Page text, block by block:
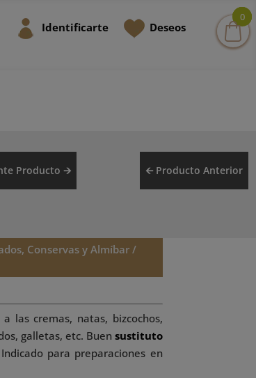
Identificarte Deseos
Producto 🡪 🡨 Producto Anterior
Conservas y Almíbar /
a las cremas, natas, bizcochos,
galletas, etc. Buen sustituto
para preparaciones en
0
0
0